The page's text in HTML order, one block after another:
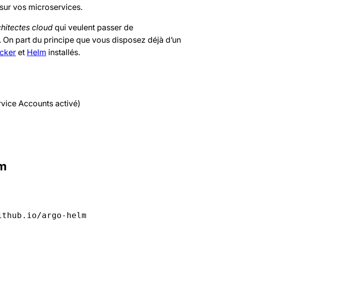
vos microservices.
cloud qui veulent passer de
part du principe que vous disposez déjà d’un
et Helm installés.
Accounts activé)
argo-helm